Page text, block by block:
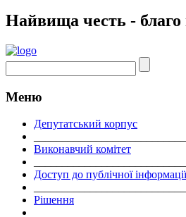
Найвища честь - благо
Меню
Депутатський корпус
Виконавчий комітет
Доступ до публічної інформації
Рішення